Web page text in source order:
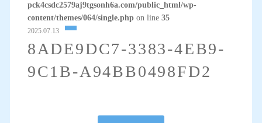
pck4csdc2579aj9tgsonh6a.com/public_html/wp-
content/themes/064/single.phpon line 35
2025.07.13
8ADE9DC7-3383-4EB9-
9C1B-A94BB0498FD2